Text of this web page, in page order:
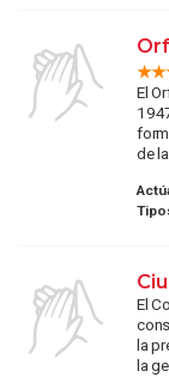
El
de
El
la
la